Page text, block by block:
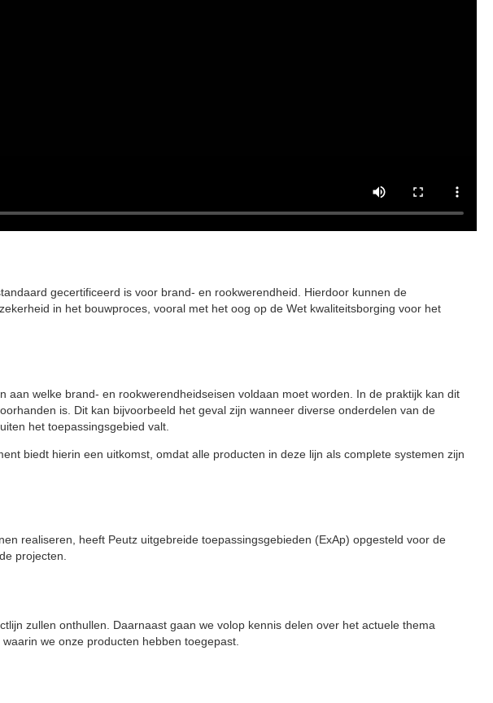
gecertificeerd is voor brand- en rookwerendheid. Hierdoor kunnen de
in het bouwproces, vooral met het oog op de Wet kwaliteitsborging voor het
welke brand- en rookwerendheidseisen voldaan moet worden. In de praktijk kan dit
is. Dit kan bijvoorbeeld het geval zijn wanneer diverse onderdelen van de
het toepassingsgebied valt.
biedt hierin een uitkomst, omdat alle producten in deze lijn als complete systemen zijn
realiseren, heeft Peutz uitgebreide toepassingsgebieden (ExAp) opgesteld voor de
projecten.
zullen onthullen. Daarnaast gaan we volop kennis delen over het actuele thema
we onze producten hebben toegepast.